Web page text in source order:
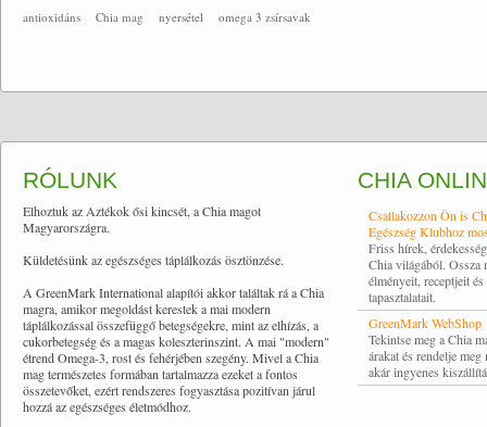
antioxidáns Chia mag nyersétel omega 3 zsírsavak
RÓLUNK
Elhoztuk az Aztékok ősi kincsét, a Chia magot
Magyarországra.
Küldetésünk az egészséges táplálkozás ösztönzése.
A GreenMark International alapítói akkor találtak rá a Chia
magra, amikor megoldást kerestek a mai modern
táplálkozással összefüggő betegségekre, mint az elhízás, a
cukorbetegség és a magas koleszterinszint. A mai "modern"
étrend Omega-3, rost és fehérjében szegény. Mivel a Chia
mag természetes formában tartalmazza ezeket a fontos
összetevőket, ezért rendszeres fogyasztása pozitívan járul
hozzá az egészséges életmódhoz.
CHIA
Csatlakozzon Ön is
Egészség Klubhoz
Friss hírek,
Chia világából. Ossza
élményeit, receptjeit és
tapasztalatait.
GreenMark WebShop
Tekintse meg a Chia
árakat és rendelje meg
akár ingyenes